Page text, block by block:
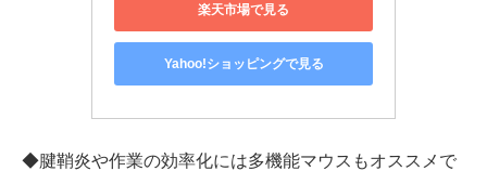
楽天市場で見る
Yahoo!ショッピングで見る
◆腱鞘炎や作業の効率化には多機能マウスもオススメで